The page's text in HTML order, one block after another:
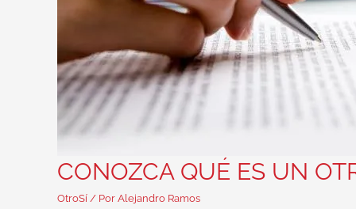
CONOZCA QUÉ ES UN
OtroSí / Por Alejandro Ramos